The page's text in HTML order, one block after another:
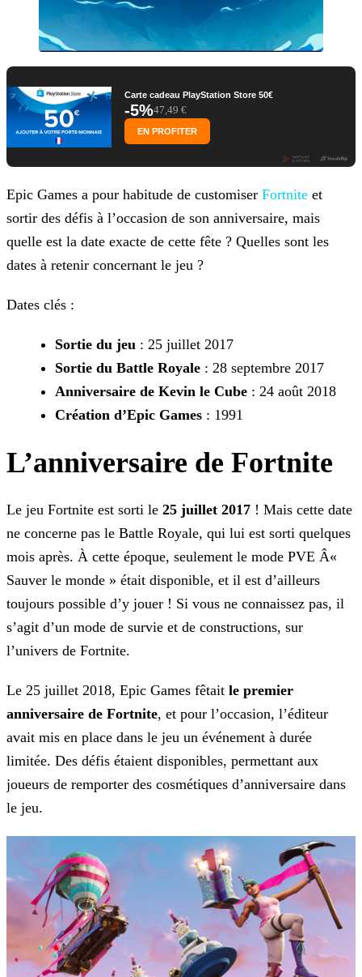
Carte cadeau PlayStation Store 50€
-5%47,49 €
EN PROFITER
Epic Games a pour habitude de customiser Fortnite et
sortir des défis à l’occasion de son anniversaire, mais
quelle est la date exacte de cette fête ? Quelles sont les
dates à retenir concernant le jeu ?
Dates clés :
Sortie du jeu : 25 juillet 2017
Sortie du Battle Royale : 28 septembre 2017
Anniversaire de Kevin le Cube : 24 août 2018
Création d’Epic Games : 1991
L’anniversaire de Fortnite
Le jeu Fortnite est sorti le 25 juillet 2017 ! Mais cette date
ne concerne pas le Battle Royale, qui lui est sorti quelques
mois après. À cette époque, seulement le mode PVE Â«
Sauver le monde » était disponible, et il est d’ailleurs
toujours possible d’y jouer ! Si vous ne connaissez pas, il
s’agit d’un mode de survie et de constructions, sur
l’univers de Fortnite.
Le 25 juillet 2018, Epic Games fêtait le premier
anniversaire de Fortnite, et pour l’occasion, l’éditeur
avait mis en place dans le jeu un événement à durée
limitée. Des défis étaient disponibles, permettant aux
joueurs de remporter des cosmétiques d’anniversaire dans
le jeu.